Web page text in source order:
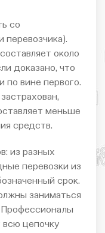
со
перевозчика).
около
доказано, что
по вине первого.
меньше
средств.
из разных
перевозки из
срок.
заниматься
Профессионалы
всю цепочку